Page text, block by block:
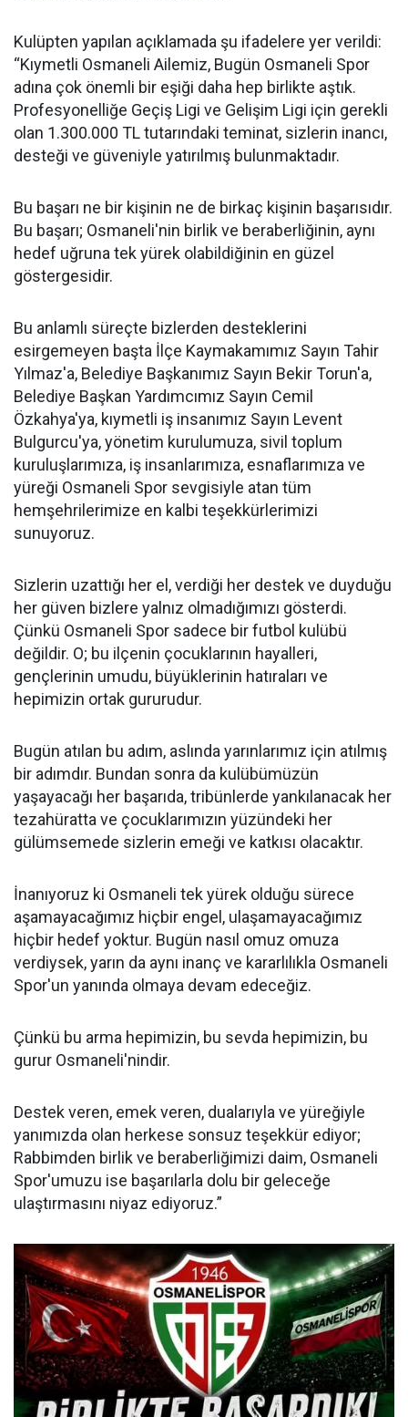
Kulüpten yapılan açıklamada şu ifadelere yer verildi:
“Kıymetli Osmaneli Ailemiz, Bugün Osmaneli Spor
adına çok önemli bir eşiği daha hep birlikte aştık.
Profesyonelliğe Geçiş Ligi ve Gelişim Ligi için gerekli
olan 1.300.000 TL tutarındaki teminat, sizlerin inancı,
desteği ve güveniyle yatırılmış bulunmaktadır.
Bu başarı ne bir kişinin ne de birkaç kişinin başarısıdır.
Bu başarı; Osmaneli'nin birlik ve beraberliğinin, aynı
hedef uğruna tek yürek olabildiğinin en güzel
göstergesidir.
Bu anlamlı süreçte bizlerden desteklerini
esirgemeyen başta İlçe Kaymakamımız Sayın Tahir
Yılmaz'a, Belediye Başkanımız Sayın Bekir Torun'a,
Belediye Başkan Yardımcımız Sayın Cemil
Özkahya'ya, kıymetli iş insanımız Sayın Levent
Bulgurcu'ya, yönetim kurulumuza, sivil toplum
kuruluşlarımıza, iş insanlarımıza, esnaflarımıza ve
yüreği Osmaneli Spor sevgisiyle atan tüm
hemşehrilerimize en kalbi teşekkürlerimizi
sunuyoruz.
Sizlerin uzattığı her el, verdiği her destek ve duyduğu
her güven bizlere yalnız olmadığımızı gösterdi.
Çünkü Osmaneli Spor sadece bir futbol kulübü
değildir. O; bu ilçenin çocuklarının hayalleri,
gençlerinin umudu, büyüklerinin hatıraları ve
hepimizin ortak gururudur.
Bugün atılan bu adım, aslında yarınlarımız için atılmış
bir adımdır. Bundan sonra da kulübümüzün
yaşayacağı her başarıda, tribünlerde yankılanacak her
tezahüratta ve çocuklarımızın yüzündeki her
gülümsemede sizlerin emeği ve katkısı olacaktır.
İnanıyoruz ki Osmaneli tek yürek olduğu sürece
aşamayacağımız hiçbir engel, ulaşamayacağımız
hiçbir hedef yoktur. Bugün nasıl omuz omuza
verdiysek, yarın da aynı inanç ve kararlılıkla Osmaneli
Spor'un yanında olmaya devam edeceğiz.
Çünkü bu arma hepimizin, bu sevda hepimizin, bu
gurur Osmaneli'nindir.
Destek veren, emek veren, dualarıyla ve yüreğiyle
yanımızda olan herkese sonsuz teşekkür ediyor;
Rabbimden birlik ve beraberliğimizi daim, Osmaneli
Spor'umuzu ise başarılarla dolu bir geleceğe
ulaştırmasını niyaz ediyoruz.”